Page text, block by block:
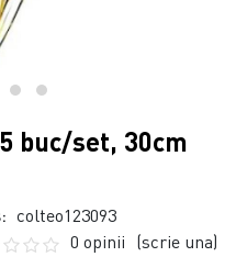
buc/set, 30cm
colteo123093
0 opinii (scrie una)